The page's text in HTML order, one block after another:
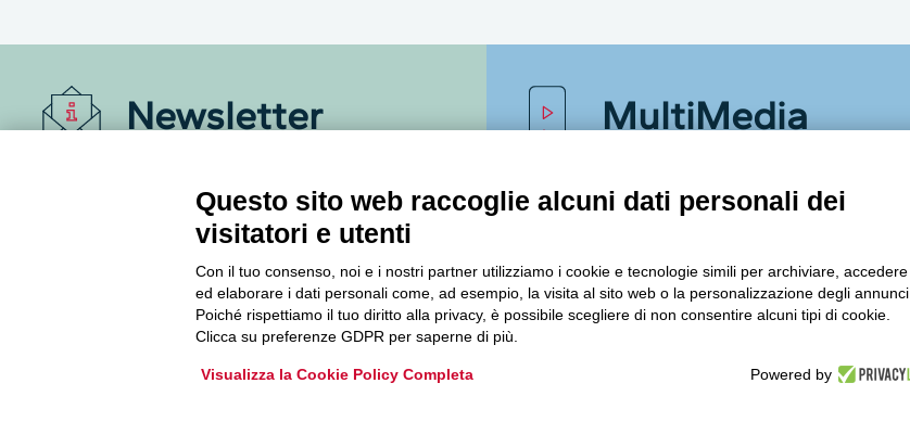
Newsletter
Informazioni per restare sempre aggiornati sul
mondo della cooperazione.
Archivio Newsletter
MultiMedia
Guarda i nostri video, storie e webinar.
Questo sito web raccoglie alcuni dati personali dei
visitatori e utenti
Con il tuo consenso, noi e i nostri partner utilizziamo i cookie e tecnologie simili per archiviare, accedere
ed elaborare i dati personali come, ad esempio, la visita al sito web o la personalizzazione degli annunci.
Poiché rispettiamo il tuo diritto alla privacy, è possibile scegliere di non consentire alcuni tipi di cookie.
Clicca su preferenze GDPR per saperne di più.
Visualizza la Cookie Policy Completa Powered by